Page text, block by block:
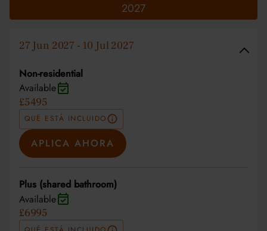
2027
27 Jun 2027 - 10 Jul 2027
Non-residential
Available
£5495
QUÉ ESTÁ INCLUIDO
APLICA AHORA
Plus (shared bathroom)
Available
£6995